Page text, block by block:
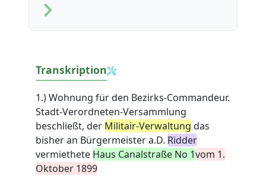
Transkription
1.) Wohnung für den Bezirks-Commandeur.
Stadt-Verordneten-Versammlung
beschließt, der Militair-Verwaltung das
bisher an Bürgermeister a.D. Ridder
vermiethete Haus Canalstraße No 1vom 1.
Oktober 1899